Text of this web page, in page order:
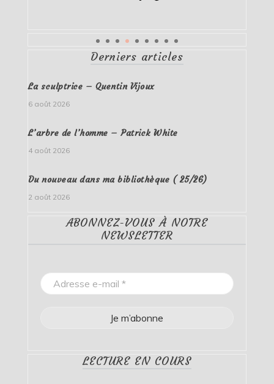
Derniers articles
La sculptrice – Quentin Vijoux
6 août 2026
L’arbre de l’homme – Patrick White
4 août 2026
Du nouveau dans ma bibliothèque ( 25/26)
2 août 2026
ABONNEZ-VOUS À NOTRE
NEWSLETTER
LECTURE EN COURS